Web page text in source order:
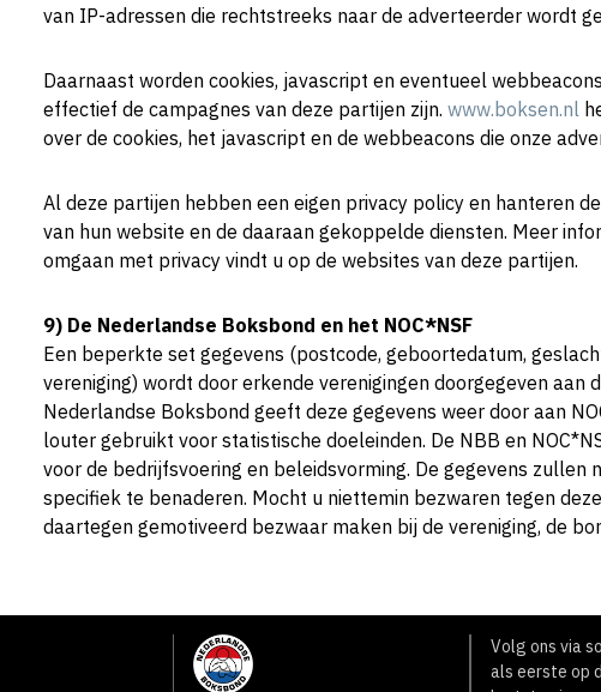
van IP-adressen die rechtstreeks naar de adverteerder wordt
Daarnaast worden cookies, javascript en eventueel
effectief de campagnes van deze partijen zijn. www.boksen.nl
over de cookies, het javascript en de webbeacons die onze
Al deze partijen hebben een eigen privacy policy en hanteren
van hun website en de daaraan gekoppelde diensten. Meer
omgaan met privacy vindt u op de websites van deze partijen.
9) De Nederlandse Boksbond en het NOC*NSF
Een beperkte set gegevens (postcode, geboortedatum,
vereniging) wordt door erkende verenigingen doorgegeven aan
Nederlandse Boksbond geeft deze gegevens weer door aan
louter gebruikt voor statistische doeleinden. De NBB en
voor de bedrijfsvoering en beleidsvorming. De gegevens zullen
specifiek te benaderen. Mocht u niettemin bezwaren tegen
daartegen gemotiveerd bezwaar maken bij de vereniging, de
Volg ons via
als eerste op